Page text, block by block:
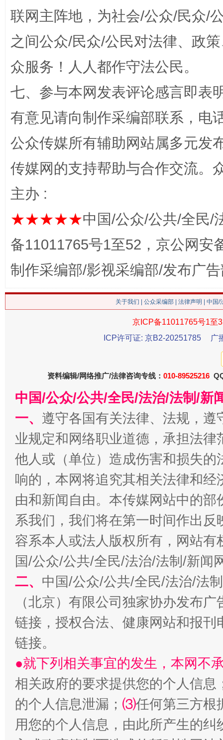
在谋一域中谋全局
今
习近平的博鳌关键词
“刷贴”乱象丛生
生
联网主阵地，为社会/公众/民众/
之间公众/民众/公民对法律、政
众服务！人人都作守法公民。
七、参与本网发表评论感言即表
有意见请向制作采编部联系，电
公众传媒所有辅助网站属多元发
传媒网的支持帮助与合作交流。
主办 :
★★★★★中国/公众/公共/全民/
备11011765号1至52，京公网安
制作采编部/影视采编部/发布广
关于我们 公众采编部 法律声明 | 中国
京ICP备11011765号1至
ICP许可证: 京B2-20251785
广
资料编辑/网络推广/法律咨询专线： 010-89525216
中国/公众/公共/全民/法治/法制/新
一、 遵守各国有关法律、法规，
业规定和网络职业道德，承担法
他人或（单位）造成伤害和损失
响的，本网将追究其相关法律和
由和新闻自由。本传媒网站中的
系我们，我们将在第一时间作出
容系本人或法人版权所有，网站
国/公众/公共/全民/法治/法制/新闻
二、 中国/公众/公共/全民/法治/法
（北京）有限公司独家协办发布
链接，授权合法、健康网站和报
链接。
●就下列相关事宜的发生，本网不
相关政府的要求提供您的个人信息
的个人信息泄漏； ⑶任何第三方根
用您的个人信息，由此所产生的纠